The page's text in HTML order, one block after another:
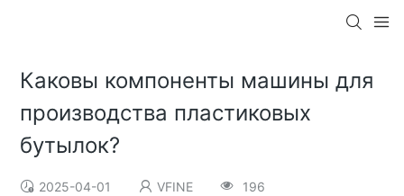
Каковы компоненты машины для
производства пластиковых
бутылок?
2025-04-01 VFINE 196